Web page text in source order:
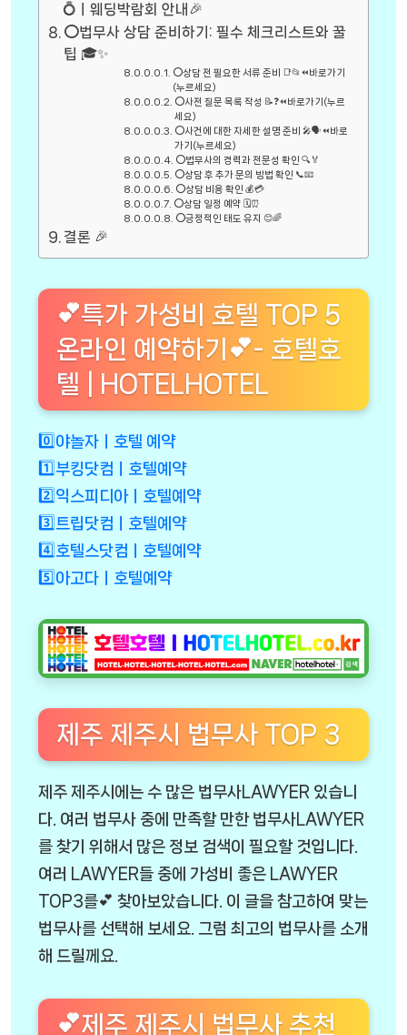
💍ㅣ웨딩박람회 안내🎉
⭕법무사 상담 준비하기: 필수 체크리스트와 꿀
팁 🎓✨
⭕상담 전 필요한 서류 준비 📑📂⏪바로가기
(누르세요)
⭕사전 질문 목록 작성 📝❓⏪바로가기(누르
세요)
⭕사건에 대한 자세한 설명 준비 🎤🗣️⏪바로
가기(누르세요)
⭕법무사의 경력과 전문성 확인 🔍🏅
⭕상담 후 추가 문의 방법 확인 📞📧
⭕상담 비용 확인 💰💳
⭕상담 일정 예약 🗓️⏰
⭕긍정적인 태도 유지 😊🌈
결론 🎉
💕특가 가성비 호텔 TOP 5
온라인 예약하기💕- 호텔호
텔 | HOTELHOTEL
0️⃣야놀자ㅣ호텔 예약
1️⃣부킹닷컴ㅣ호텔예약
2️⃣익스피디아ㅣ호텔예약
3️⃣트립닷컴ㅣ호텔예약
4️⃣호텔스닷컴ㅣ호텔예약
5️⃣아고다ㅣ호텔예약
제주 제주시 법무사 TOP 3
제주 제주시에는 수 많은 법무사LAWYER 있습니
다. 여러 법무사 중에 만족할 만한 법무사LAWYER
를 찾기 위해서 많은 정보 검색이 필요할 것입니다.
여러 LAWYER들 중에 가성비 좋은 LAWYER
TOP3를💕 찾아보았습니다. 이 글을 참고하여 맞는
법무사를 선택해 보세요. 그럼 최고의 법무사를 소개
해 드릴께요.
💕제주 제주시 법무사 추천